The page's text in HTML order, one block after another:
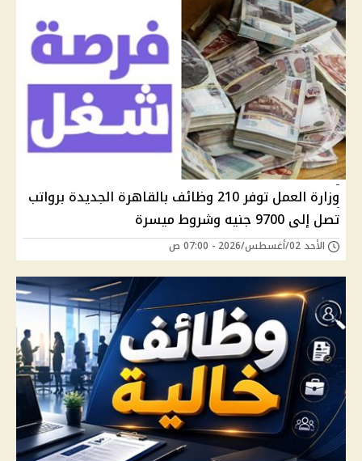
وزارة العمل توفر 210 وظائف بالقاهرة الجديدة برواتب
تصل إلى 9700 جنيه وشروط ميسرة
الأحد 02/أغسطس/2026 - 07:00 ص